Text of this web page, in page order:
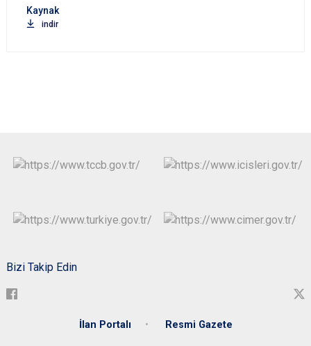
indir
Bizi Takip Edin
İlan Portalı Resmi Gazete